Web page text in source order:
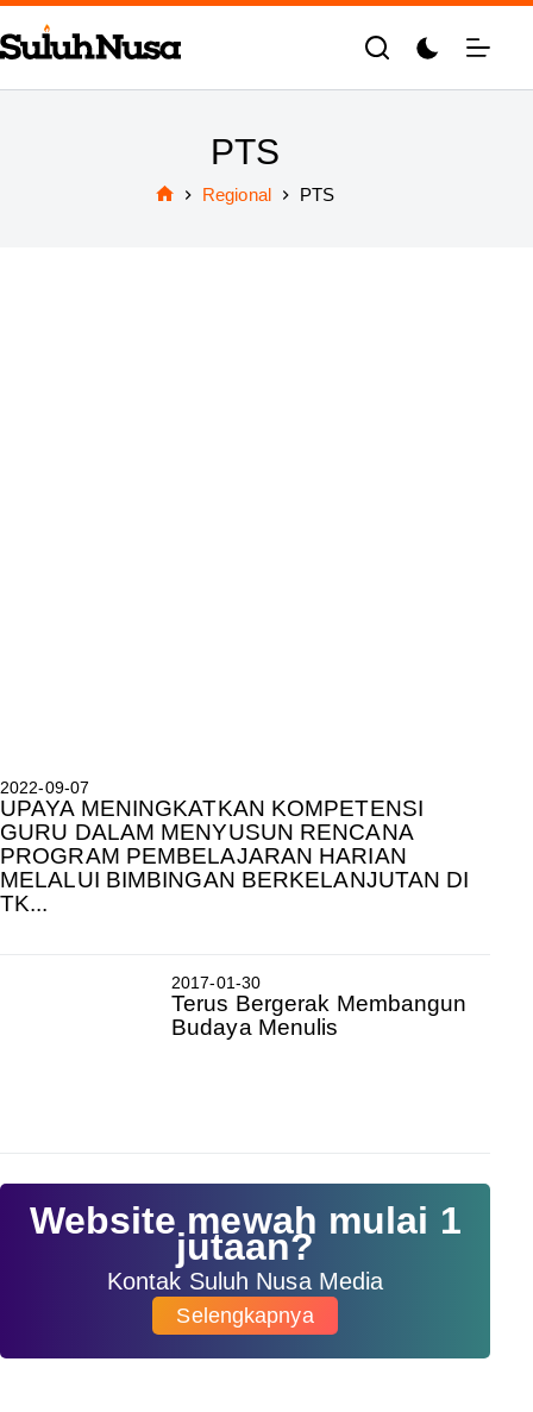
Skip
to
content
PTS
Regional PTS
2022-09-07
UPAYA MENINGKATKAN KOMPETENSI
GURU DALAM MENYUSUN RENCANA
PROGRAM PEMBELAJARAN HARIAN
MELALUI BIMBINGAN BERKELANJUTAN DI
TK...
2017-01-30
Terus Bergerak Membangun
Budaya Menulis
Website mewah mulai 1
jutaan?
Kontak Suluh Nusa Media
Selengkapnya